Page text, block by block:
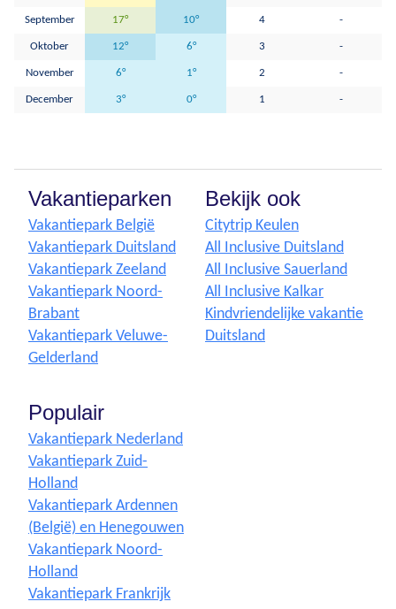
September 17° 10° 4 -
Oktober 12° 6° 3 -
November 6° 1° 2 -
December 3° 0° 1 -
Vakantieparken
Vakantiepark België
Vakantiepark Duitsland
Vakantiepark Zeeland
Vakantiepark Noord-
Brabant
Vakantiepark Veluwe-
Gelderland
Bekijk ook
Citytrip Keulen
All Inclusive Duitsland
All Inclusive Sauerland
All Inclusive Kalkar
Kindvriendelijke vakantie
Duitsland
Populair
Vakantiepark Nederland
Vakantiepark Zuid-
Holland
Vakantiepark Ardennen
(België) en Henegouwen
Vakantiepark Noord-
Holland
Vakantiepark Frankrijk